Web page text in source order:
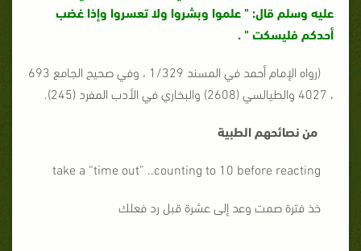
عليه وسلم قال: " علموا وبشروا ولا تعسروا وإذا غضب
أحدكم فليسكت " .
(رواه الإمام أحمد في المسند 1/329 ، وفي صحيح الجامع 693
، 4027 والطيالسي (2608) والبخاري في الأدب المفرد (245).
من نصائحهم الطبية
take a “time out” ..counting to 10 before reacting
خذ فترة صمت وعد إلى عشرة قبل رد فعلك